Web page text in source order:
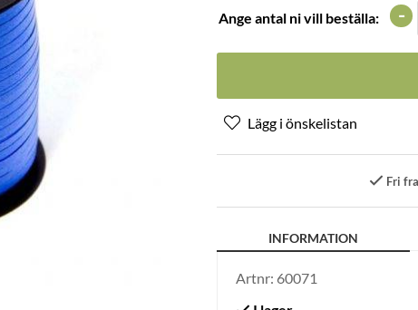
Ange antal ni vill beställa: -
Fri
INFORMATION
Artnr: 60071